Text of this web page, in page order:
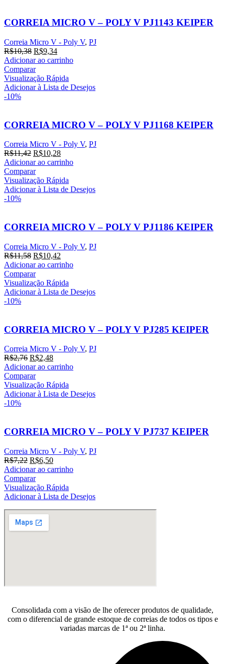
CORREIA MICRO V – POLY V PJ1143 KEIPER
Correia Micro V - Poly V, PJ
R$10,38 O
preço
original
era:
R$10,38.
R$9,34O
preço
é:
R$9,34.
Adicionar ao carrinho
Comparar
Visualização Rápida
Adicionar à Lista de Desejos
-10%
CORREIA MICRO V – POLY V PJ1168 KEIPER
Correia Micro V - Poly V, PJ
R$11,42 O
preço
original
era:
R$11,42.
R$10,28O
preço
é:
R$10,28.
Adicionar ao carrinho
Comparar
Visualização Rápida
Adicionar à Lista de Desejos
-10%
CORREIA MICRO V – POLY V PJ1186 KEIPER
Correia Micro V - Poly V, PJ
R$11,58 O
preço
original
era:
R$11,58.
R$10,42
preço
é:
R$10,42.
Adicionar ao carrinho
Comparar
Visualização Rápida
Adicionar à Lista de Desejos
-10%
CORREIA MICRO V – POLY V PJ285 KEIPER
Correia Micro V - Poly V, PJ
R$2,76 O
preço
original
era:
R$2,76.
R$2,48O
preço
é:
R$2,48.
Adicionar ao carrinho
Comparar
Visualização Rápida
Adicionar à Lista de Desejos
-10%
CORREIA MICRO V – POLY V PJ737 KEIPER
Correia Micro V - Poly V, PJ
R$7,22 O
preço
original
era:
R$7,22.
R$6,50O
preço
é:
R$6,50.
Adicionar ao carrinho
Comparar
Visualização Rápida
Adicionar à Lista de Desejos
Consolidada com a visão de lhe oferecer produtos de qualidade,
com o diferencial de grande estoque de correias de todos os tipos e
variadas marcas de 1ª ou 2ª linha.